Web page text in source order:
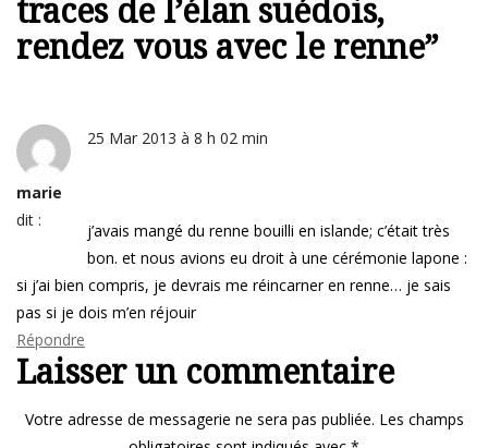
traces de l’élan suédois,
rendez vous avec le renne”
marie
dit :
25 Mar 2013 à 8 h 02 min
j’avais mangé du renne bouilli en islande; c’était très
bon. et nous avions eu droit à une cérémonie lapone :
si j’ai bien compris, je devrais me réincarner en renne… je sais
pas si je dois m’en réjouir
Répondre
Laisser un commentaire
Votre adresse de messagerie ne sera pas publiée. Les champs